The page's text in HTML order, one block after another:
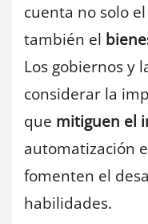
cuenta no solo el
también el
Los gobiernos y
considerar la
que mitiguen el
automatización
fomenten el
habilidades.